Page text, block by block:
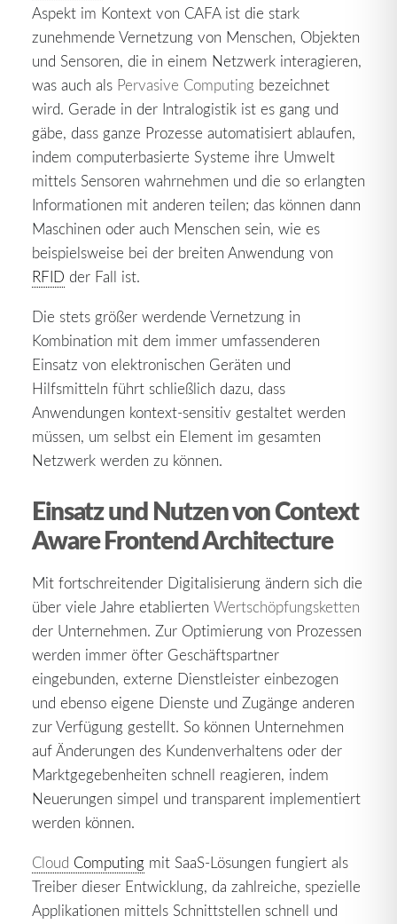
Aspekt im Kontext von CAFA ist die stark
zunehmende Vernetzung von Menschen, Objekten
und Sensoren, die in einem Netzwerk interagieren,
was auch als Pervasive Computing bezeichnet
wird. Gerade in der Intralogistik ist es gang und
gäbe, dass ganze Prozesse automatisiert ablaufen,
indem computerbasierte Systeme ihre Umwelt
mittels Sensoren wahrnehmen und die so erlangten
Informationen mit anderen teilen; das können dann
Maschinen oder auch Menschen sein, wie es
beispielsweise bei der breiten Anwendung von
RFID der Fall ist.
Die stets größer werdende Vernetzung in
Kombination mit dem immer umfassenderen
Einsatz von elektronischen Geräten und
Hilfsmitteln führt schließlich dazu, dass
Anwendungen kontext-sensitiv gestaltet werden
müssen, um selbst ein Element im gesamten
Netzwerk werden zu können.
Einsatz und Nutzen von Context
Aware Frontend Architecture
Mit fortschreitender Digitalisierung ändern sich die
über viele Jahre etablierten Wertschöpfungsketten
der Unternehmen. Zur Optimierung von Prozessen
werden immer öfter Geschäftspartner
eingebunden, externe Dienstleister einbezogen
und ebenso eigene Dienste und Zugänge anderen
zur Verfügung gestellt. So können Unternehmen
auf Änderungen des Kundenverhaltens oder der
Marktgegebenheiten schnell reagieren, indem
Neuerungen simpel und transparent implementiert
werden können.
Cloud Computing mit SaaS-Lösungen fungiert als
Treiber dieser Entwicklung, da zahlreiche, spezielle
Applikationen mittels Schnittstellen schnell und